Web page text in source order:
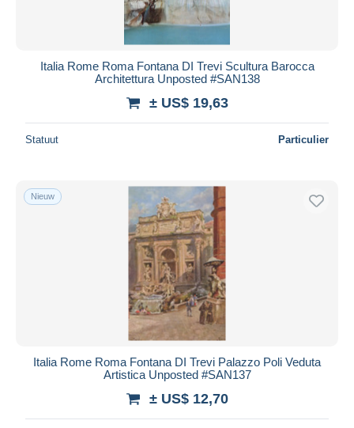
Italia Rome Roma Fontana DI Trevi Scultura Barocca
Architettura Unposted #SAN138
± US$ 19,63
Statuut Particulier
Nieuw
Italia Rome Roma Fontana DI Trevi Palazzo Poli Veduta
Artistica Unposted #SAN137
± US$ 12,70